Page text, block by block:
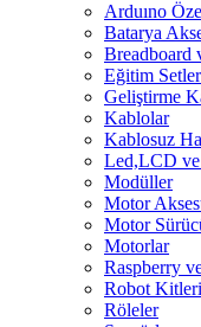
Arduıno
Batarya
Breadboard
Eğitim
Geliştirme
Kablolar
Kablosuz
Led,LCD
Modüller
Motor
Motor
Motorlar
Raspberry
Robot Kitleri
Röleler